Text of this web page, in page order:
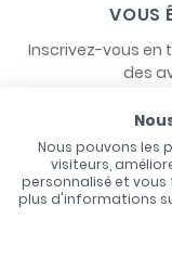
VOUS
Inscrivez-vous en
des
Nous pouvons les
visiteurs,
personnalisé et vous
plus d'informations